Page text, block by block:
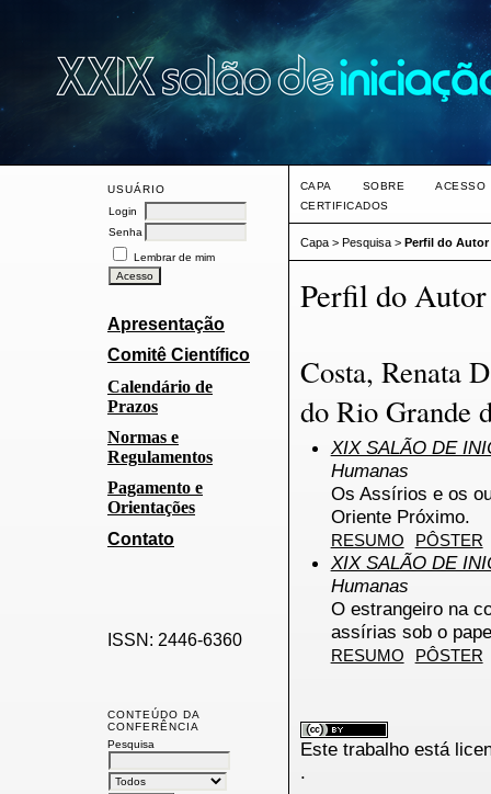
USUÁRIO
Login
Senha
Lembrar de mim
Apresentação
Comitê Científico
Calendário de
Prazos
Normas e
Regulamentos
Pagamento e
Orientações
Contato
ISSN: 2446-6360
CONTEÚDO DA
CONFERÊNCIA
Pesquisa
CAPA SOBRE
ACESSO
CERTIFICADOS
Capa> Pesquisa> Perfil do Autor
Perfil do Autor
Costa, Renata
do Rio Grande
XIX SALÃO DE
Humanas
Os Assírios e os
Oriente Próximo.
RESUMO PÔSTER
XIX SALÃO DE
Humanas
O estrangeiro na
assírias sob o
RESUMO PÔSTER
Este trabalho está
.